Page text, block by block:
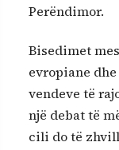
Perëndimor.
Bisedimet
evropiane
vendeve të
një debat të
cili do të